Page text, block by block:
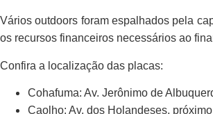
Vários outdoors foram espalhados pela
os recursos financeiros necessários ao
Confira a localização das placas:
Cohafuma: Av. Jerônimo de
Caolho: Av. dos Holandeses,